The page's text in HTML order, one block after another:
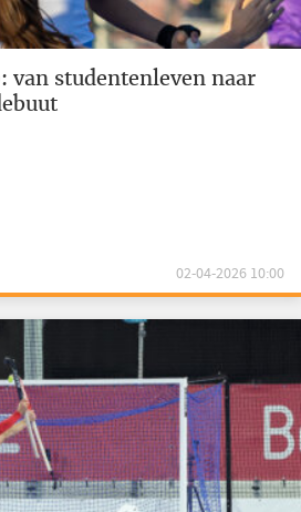
van studentenleven naar
02-04-2026 10:00